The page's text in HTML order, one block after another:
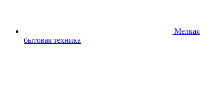
Мелкая
бытовая техника